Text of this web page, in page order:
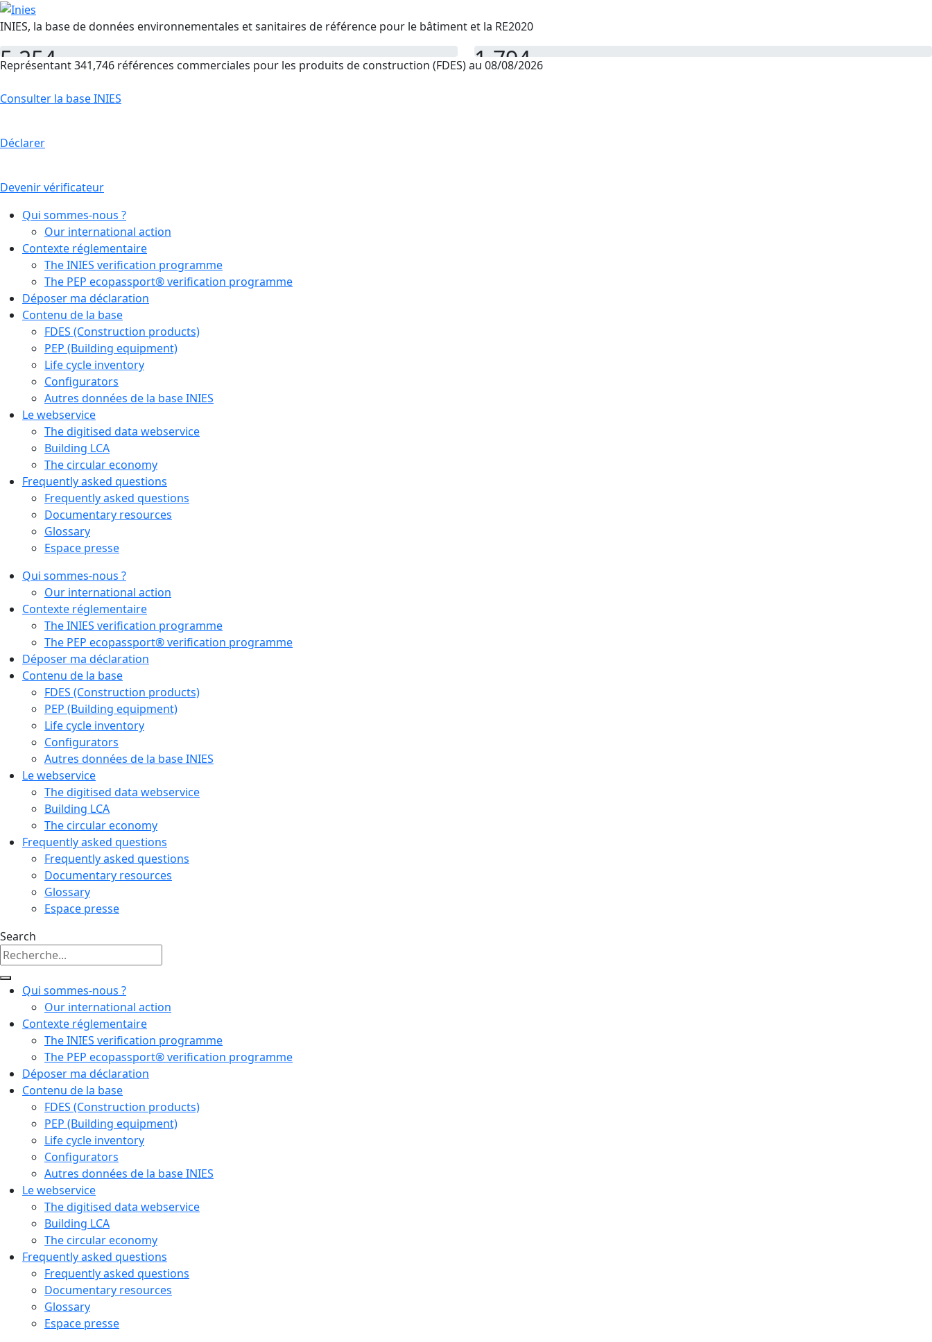
INIES, la base de données environnementales et sanitaires de référence pour le bâtiment et la RE2020
5,254 1,794
Représentant 341,746 références commerciales pour les produits de construction (FDES) au 08/08/2026
Consulter la base INIES
Déclarer
Devenir vérificateur
Qui sommes-nous ?
Our international action
Contexte réglementaire
The INIES verification programme
The PEP ecopassport® verification programme
Déposer ma déclaration
Contenu de la base
FDES (Construction products)
PEP (Building equipment)
Life cycle inventory
Configurators
Autres données de la base INIES
Le webservice
The digitised data webservice
Building LCA
The circular economy
Frequently asked questions
Frequently asked questions
Documentary resources
Glossary
Espace presse
Qui sommes-nous ?
Our international action
Contexte réglementaire
The INIES verification programme
The PEP ecopassport® verification programme
Déposer ma déclaration
Contenu de la base
FDES (Construction products)
PEP (Building equipment)
Life cycle inventory
Configurators
Autres données de la base INIES
Le webservice
The digitised data webservice
Building LCA
The circular economy
Frequently asked questions
Frequently asked questions
Documentary resources
Glossary
Espace presse
Search
Qui sommes-nous ?
Our international action
Contexte réglementaire
The INIES verification programme
The PEP ecopassport® verification programme
Déposer ma déclaration
Contenu de la base
FDES (Construction products)
PEP (Building equipment)
Life cycle inventory
Configurators
Autres données de la base INIES
Le webservice
The digitised data webservice
Building LCA
The circular economy
Frequently asked questions
Frequently asked questions
Documentary resources
Glossary
Espace presse